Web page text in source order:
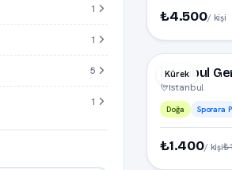
1
1
5
1
₺4.500/ kişi
Kürek
İstanbul
İstanbul
Doğa Sporara
₺1.400/ kişi